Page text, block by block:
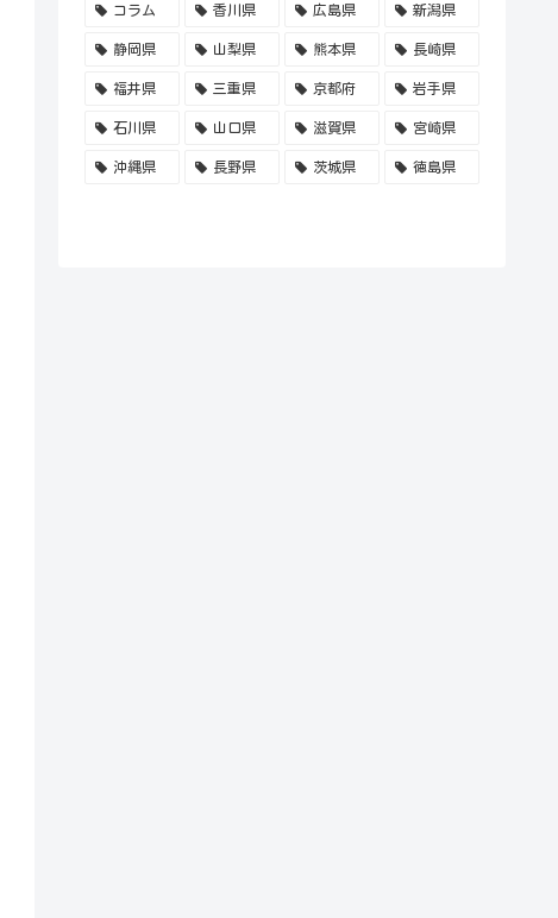
コラム 香川県 広島県 新潟県
静岡県 山梨県 熊本県 長崎県
福井県 三重県 京都府 岩手県
石川県 山口県 滋賀県 宮崎県
沖縄県 長野県 茨城県 徳島県